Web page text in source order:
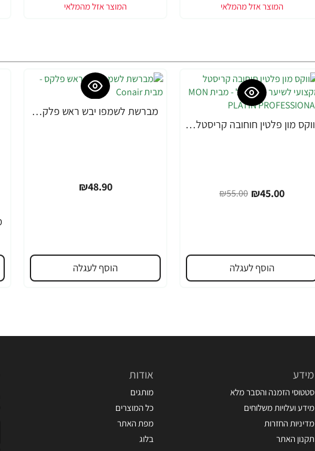
-18% ווקס מון פלטין חוחובה קריסטל מקצועי לשיער 250 מ"ל - מבית MON PLATIN PROFESSIONAL
₪45.00
₪55.00
הוסף לעגלה
מברשת לשמפו יבש ראש פלקס - מבית Conair
₪48.90
הוסף לעגלה
מידע
סטטוסי הזמנה והסבר מלא
מידע ועלויות משלוחים
מדיניות החזרות
תקנון האתר
אודות
מותגים
כל המוצרים
מפת האתר
בלוג